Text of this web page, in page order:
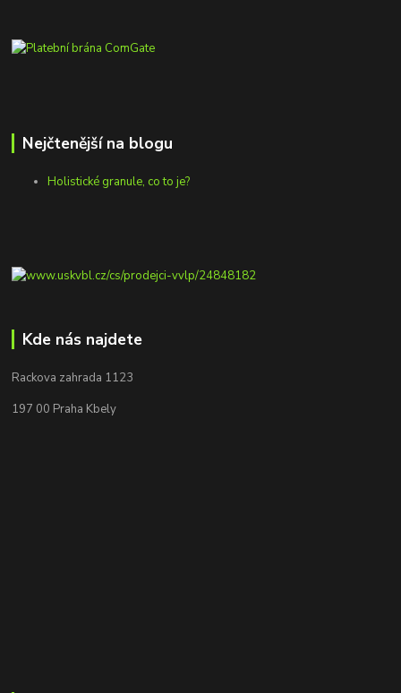
Nejčtenější na blogu
Holistické granule, co to je?
Kde nás najdete
Rackova zahrada 1123
197 00 Praha Kbely